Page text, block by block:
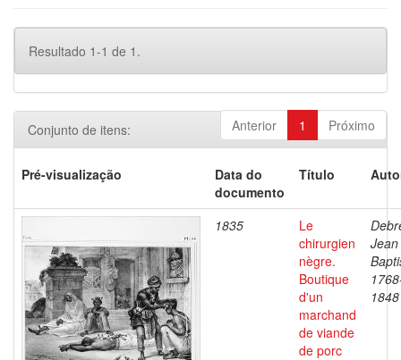
Resultado 1-1 de 1.
Anterior 1 Próximo
Conjunto de itens:
Pré-visualização
Data do
documento
Título
1835
Le
chirurgien
nègre.
Boutique
d'un
marchand
de viande
de porc
Jean
1848